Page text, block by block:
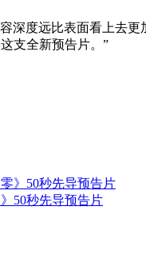
深度远比表面看上去
支全新预告片。”
》50秒先导预告片